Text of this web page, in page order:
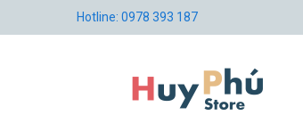
Hotline: 0978 393 187